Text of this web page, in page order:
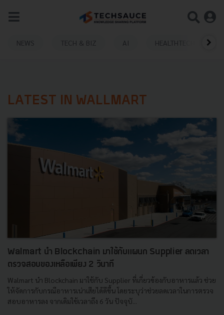
NEWS TECH & BIZ AI HEALTHTECH
LATEST IN WALLMART
Walmart นำ Blockchain มาใช้กับแผนก Supplier ลดเวลา
ตรวจสอบของเหลือเพียง 2 วินาที
Walmart นำ Blockchain มาใช้กับ Supplier ที่เกี่ยวข้องกับอาหารแล้ว ช่วย
ให้จัดการกับกรณีอาหารเน่าเสียได้ดีขึ้น โดยระบุว่าช่วยลดเวลาในการตรวจ
สอบอาหารลง จากเดิมใช้เวลาถึง 6 วัน ปัจจุบั...